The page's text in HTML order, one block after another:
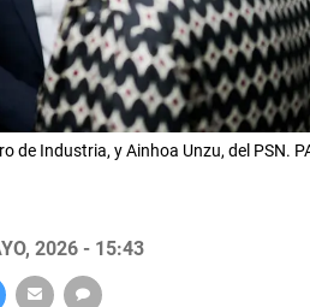
de Industria, y Ainhoa Unzu, del PSN.
2026 - 15:43